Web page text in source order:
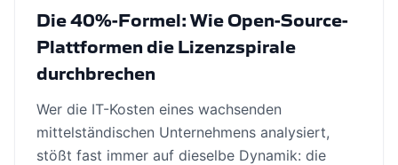
Die 40%-Formel: Wie Open-Source-
Plattformen die Lizenzspirale
durchbrechen
Wer die IT-Kosten eines wachsenden
mittelständischen Unternehmens analysiert,
stößt fast immer auf dieselbe Dynamik: die